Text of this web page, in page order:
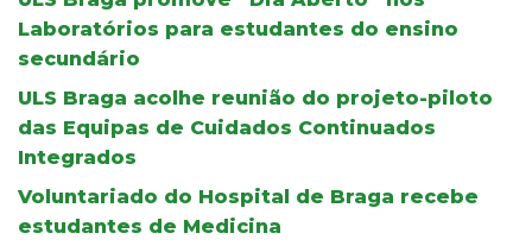
Laboratórios para estudantes do ensino
secundário
ULS Braga acolhe reunião do projeto-piloto
das Equipas de Cuidados Continuados
Integrados
Voluntariado do Hospital de Braga recebe
estudantes de Medicina